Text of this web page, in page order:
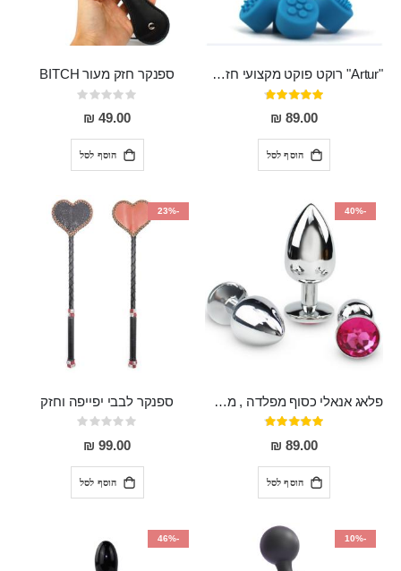
"Artur" רוקט פוקט מקצועי חזק במיוחד
דירוג:
95%
89.00 ₪
הוסף לסל
ספנקר חזק מעור BITCH
Rating:
0%
49.00 ₪
הוסף לסל
-40%
פלאג אנאלי כסוף מפלדה , מתאים ללבישה מתחת לבגדים, בגודל 7.3 על 2.8 ס"מ
דירוג:
97%
89.00 ₪
הוסף לסל
-23%
ספנקר לבבי יפייפה וחזק
Rating:
0%
99.00 ₪
הוסף לסל
-10%
-46%